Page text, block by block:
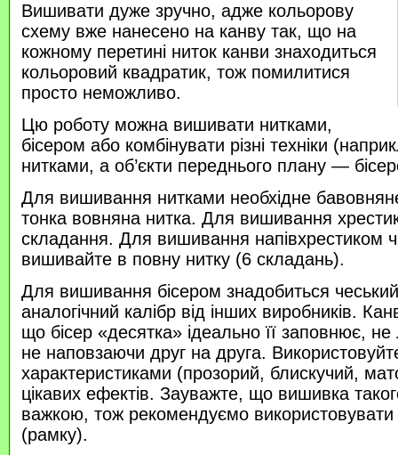
Вишивати дуже зручно, адже кольорову
схему вже нанесено на канву так, що на
кожному перетині ниток канви знаходиться
кольоровий квадратик, тож помилитися
просто неможливо.
Цю роботу можна вишивати нитками,
бісером або комбінувати різні техніки
нитками, а об’єкти переднього плану —
Для вишивання нитками необхідне
тонка вовняна нитка. Для вишивання
складання. Для вишивання напівхрестиком
вишивайте в повну нитку (6 складань).
Для вишивання бісером знадобиться
аналогічний калібр від інших виробників.
що бісер «десятка» ідеально її заповнює,
не наповзаючи друг на друга.
характеристиками (прозорий, блискучий,
цікавих ефектів. Зауважте, що вишивка
важкою, тож рекомендуємо
(рамку).